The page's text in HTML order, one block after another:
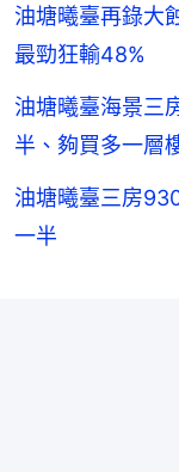
油塘曦臺再錄大
最勁狂輸48%
油塘曦臺海景
半、夠買多一層
油塘曦臺三房
一半